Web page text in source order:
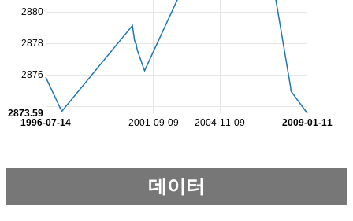
2001-09-09 2004-11-09
1996-07-14 2009-01-11
2876
2878
2880
2873.59
데이터